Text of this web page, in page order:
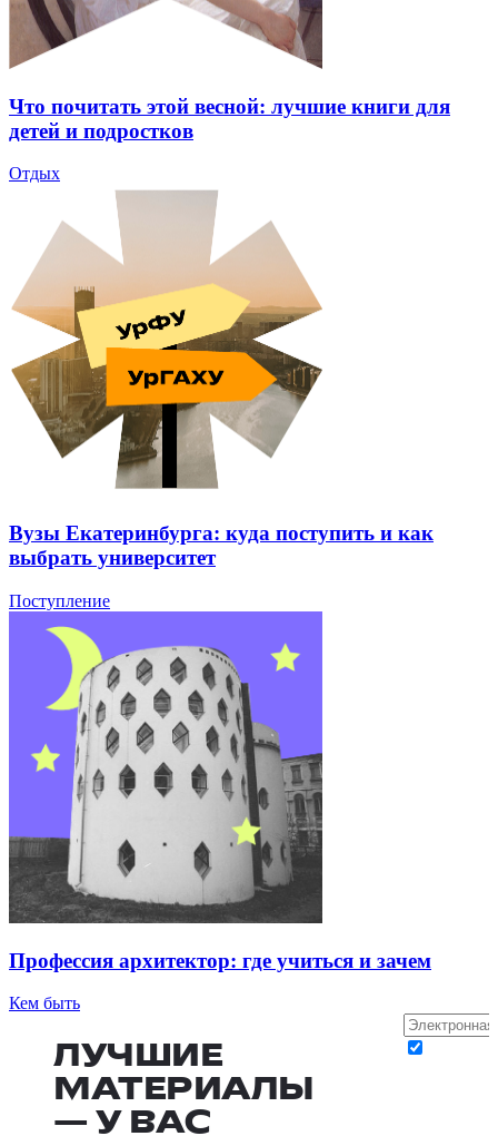
Что почитать этой весной: лучшие книги для
детей и подростков
Отдых
Вузы Екатеринбурга: куда поступить и как
выбрать университет
Поступление
Профессия архитектор: где учиться и зачем
Кем быть
ЛУЧШИЕ
МАТЕРИАЛЫ
— У ВАС